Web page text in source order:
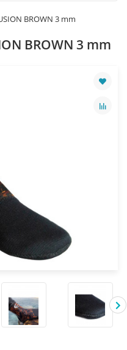
BROWN 3 mm
BROWN 3 mm